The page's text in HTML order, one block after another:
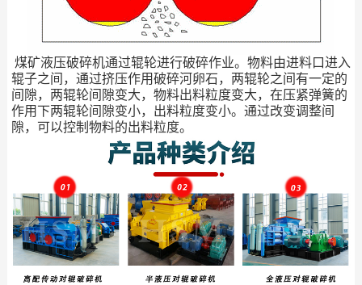
煤矿液压破碎机通过辊轮进行破碎作业。物料由进料口进入
辊子之间，通过挤压作用破碎河卵石，两辊轮之间有一定的
间隙，两辊轮间隙变大，物料出料粒度变大，在压紧弹簧的
作用下两辊轮间隙变小，出料粒度变小。通过改变调整间
隙，可以控制物料的出料粒度。